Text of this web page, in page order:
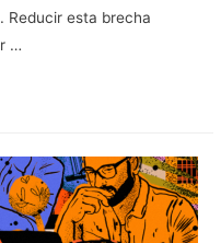
Reducir esta brecha
…